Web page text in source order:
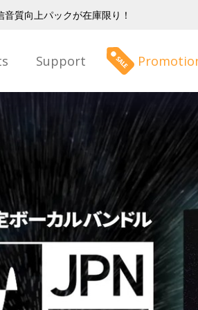
音質向上パックが在庫限り！
Support